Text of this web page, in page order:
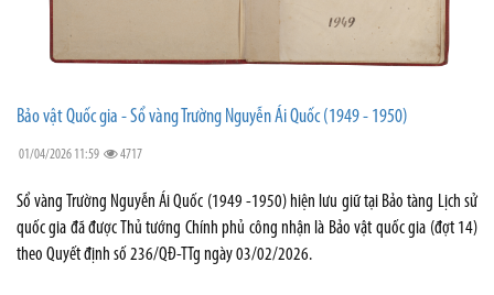
Bảo vật Quốc gia - Sổ vàng Trường Nguyễn Ái Quốc (1949 - 1950)
01/04/2026 11:59 4717
Sổ vàng Trường Nguyễn Ái Quốc (1949 -1950) hiện lưu giữ tại Bảo tàng Lịch sử
quốc gia đã được Thủ tướng Chính phủ công nhận là Bảo vật quốc gia (đợt 14)
theo Quyết định số 236/QĐ-TTg ngày 03/02/2026.